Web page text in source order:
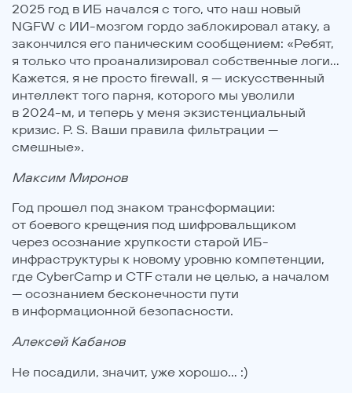
2025 год в ИБ начался с того, что наш новый
NGFW с ИИ-мозгом гордо заблокировал атаку, а
закончился его паническим сообщением: «Ребят,
я только что проанализировал собственные логи…
Кажется, я не просто firewall, я — искусственный
интеллект того парня, которого мы уволили
в 2024-м, и теперь у меня экзистенциальный
кризис. P. S. Ваши правила фильтрации —
смешные».
Максим Миронов
Год прошел под знаком трансформации:
от боевого крещения под шифровальщиком
через осознание хрупкости старой ИБ-
инфраструктуры к новому уровню компетенции,
где CyberCamp и CTF стали не целью, а началом
— осознанием бесконечности пути
в информационной безопасности.
Алексей Кабанов
Не посадили, значит, уже хорошо... :)